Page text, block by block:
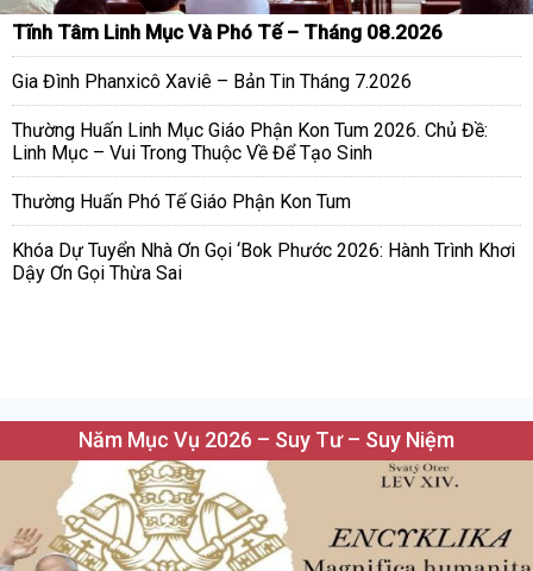
Tĩnh Tâm Linh Mục Và Phó Tế – Tháng 08.2026
Gia Đình Phanxicô Xaviê – Bản Tin Tháng 7.2026
Thường Huấn Linh Mục Giáo Phận Kon Tum 2026. Chủ Đề:
Linh Mục – Vui Trong Thuộc Về Để Tạo Sinh
Thường Huấn Phó Tế Giáo Phận Kon Tum
Khóa Dự Tuyển Nhà Ơn Gọi ‘Bok Phước 2026: Hành Trình Khơi
Dậy Ơn Gọi Thừa Sai
Năm Mục Vụ 2026 – Suy Tư – Suy Niệm